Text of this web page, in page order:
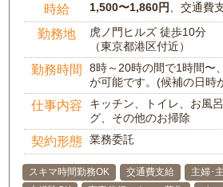
時給 1,500〜1,860円、交通費
勤務地
虎ノ門ヒルズ 徒歩10分
（東京都港区付近）
勤務時間
8時～20時の間で1時間〜
が可能です。(候補の日時
仕事内容
キッチン、トイレ、お風
グ、その他のお掃除
契約形態 業務委託
スキマ時間勤務OK 交通費支給 主婦･